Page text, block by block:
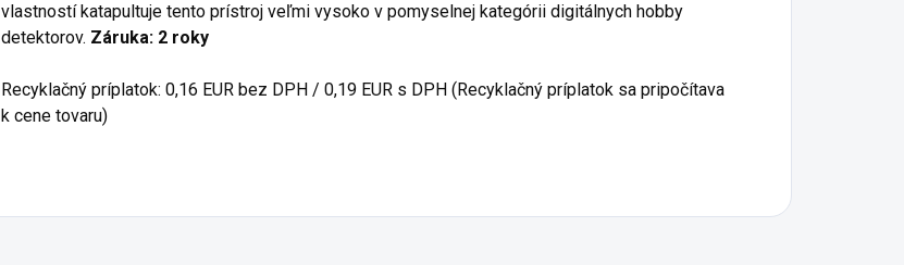
vlastností katapultuje tento prístroj veľmi vysoko v pomyselnej kategórii digitálnych hobby
detektorov. Záruka: 2 roky
Recyklačný príplatok: 0,16 EUR bez DPH / 0,19 EUR s DPH (Recyklačný príplatok sa pripočítava
k cene tovaru)